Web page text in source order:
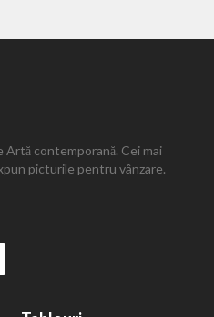
contemporană. Cei mai
picturile pentru vânzare.